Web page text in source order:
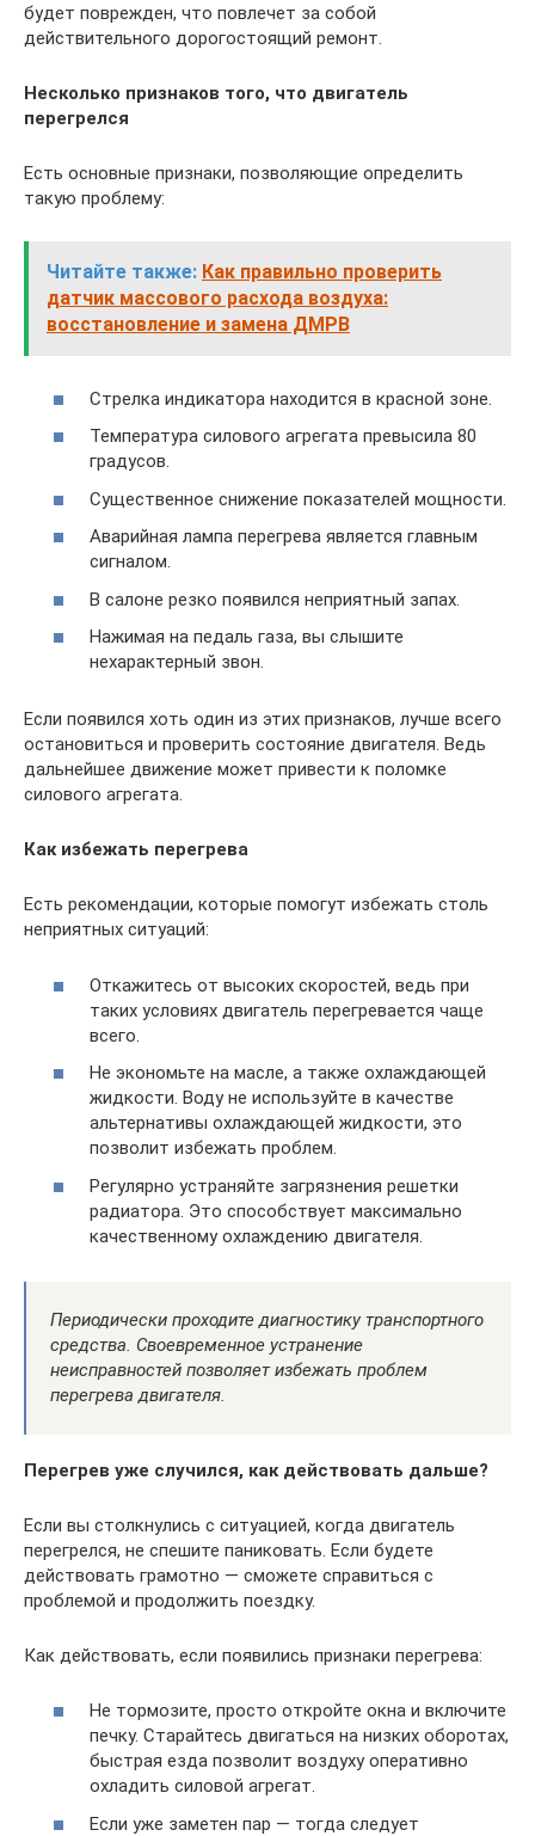
будет поврежден, что повлечет за собой
действительного дорогостоящий ремонт.
Несколько признаков того, что двигатель
перегрелся
Есть основные признаки, позволяющие определить
такую проблему:
Читайте также: Как правильно проверить
датчик массового расхода воздуха:
восстановление и замена ДМРВ
Стрелка индикатора находится в красной зоне.
Температура силового агрегата превысила 80
градусов.
Существенное снижение показателей мощности.
Аварийная лампа перегрева является главным
сигналом.
В салоне резко появился неприятный запах.
Нажимая на педаль газа, вы слышите
нехарактерный звон.
Если появился хоть один из этих признаков, лучше всего
остановиться и проверить состояние двигателя. Ведь
дальнейшее движение может привести к поломке
силового агрегата.
Как избежать перегрева
Есть рекомендации, которые помогут избежать столь
неприятных ситуаций:
Откажитесь от высоких скоростей, ведь при
таких условиях двигатель перегревается чаще
всего.
Не экономьте на масле, а также охлаждающей
жидкости. Воду не используйте в качестве
альтернативы охлаждающей жидкости, это
позволит избежать проблем.
Регулярно устраняйте загрязнения решетки
радиатора. Это способствует максимально
качественному охлаждению двигателя.
Периодически проходите диагностику транспортного
средства. Своевременное устранение
неисправностей позволяет избежать проблем
перегрева двигателя.
Перегрев уже случился, как действовать дальше?
Если вы столкнулись с ситуацией, когда двигатель
перегрелся, не спешите паниковать. Если будете
действовать грамотно — сможете справиться с
проблемой и продолжить поездку.
Как действовать, если появились признаки перегрева:
Не тормозите, просто откройте окна и включите
печку. Старайтесь двигаться на низких оборотах,
быстрая езда позволит воздуху оперативно
охладить силовой агрегат.
Если уже заметен пар — тогда следует